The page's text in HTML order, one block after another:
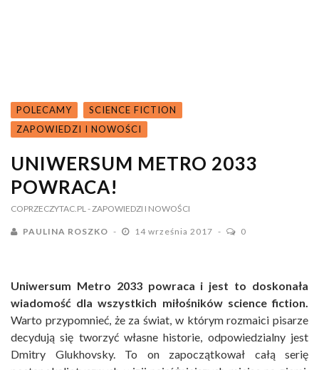
POLECAMY
SCIENCE FICTION
ZAPOWIEDZI I NOWOŚCI
UNIWERSUM METRO 2033
POWRACA!
COPRZECZYTAC.PL - ZAPOWIEDZI I NOWOŚCI
PAULINA ROSZKO 14 września 2017 0
Uniwersum Metro 2033 powraca i jest to doskonała
wiadomość dla wszystkich miłośników science fiction.
Warto przypomnieć, że za świat, w którym rozmaici pisarze
decydują się tworzyć własne historie, odpowiedzialny jest
Dmitry Glukhovsky. To on zapoczątkował całą serię